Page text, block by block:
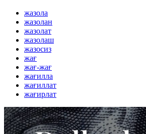
жазола
жазолан
жазолат
жазолаш
жазосиз
жағ
жағ-жағ
жағилла
жағиллат
жағирлат